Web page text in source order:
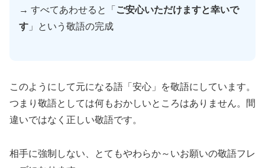
→ すべてあわせると「 ご安心いただけますと幸いで
す 」という敬語の完成
このようにして元になる語「安心」を敬語にしています。
つまり敬語としては何もおかしいところはありません。間
違いではなく正しい敬語です。
相手に強制しない、とてもやわらか～いお願いの敬語フレ